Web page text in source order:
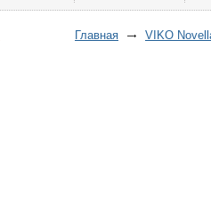
Главная VIKO